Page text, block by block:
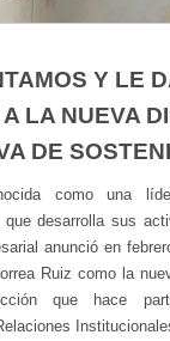
Y LE
LA NUEVA
DE
como una
que desarrolla sus
anunció en
Ruiz como la
que hace